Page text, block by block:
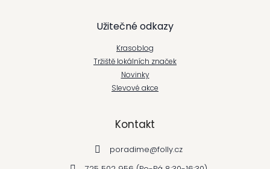
Užitečné odkazy
Krasoblog
Tržiště lokálních značek
Novinky
Slevové akce
Kontakt
poradime@folly.cz